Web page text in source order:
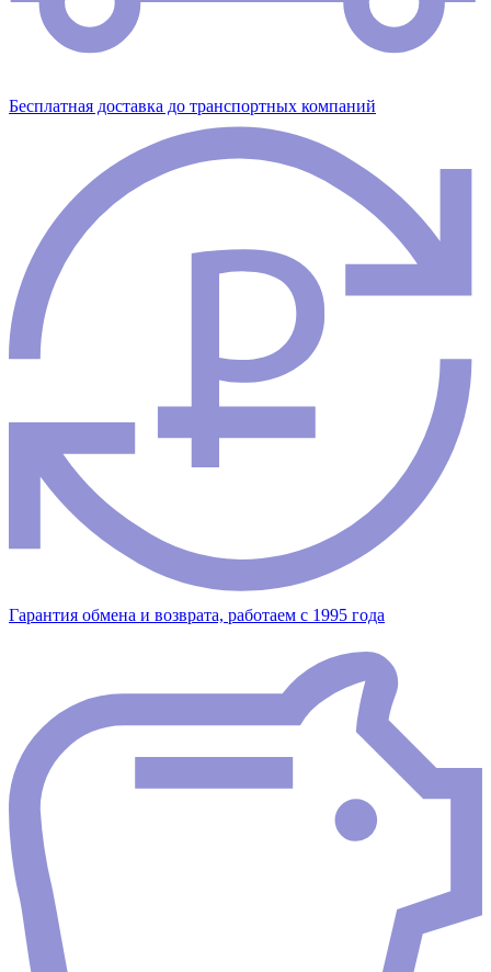
Бесплатная доставка до транспортных компаний
Гарантия обмена и возврата, работаем с 1995 года